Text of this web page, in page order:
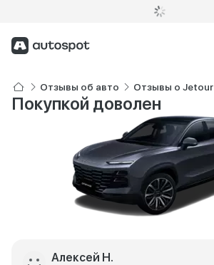
Отзывы об авто Отзывы о Jetour
Покупкой доволен
Алексей Н.